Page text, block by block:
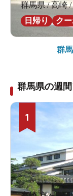
群馬県 / 高崎
日帰り
ク
群
群馬県の週
1